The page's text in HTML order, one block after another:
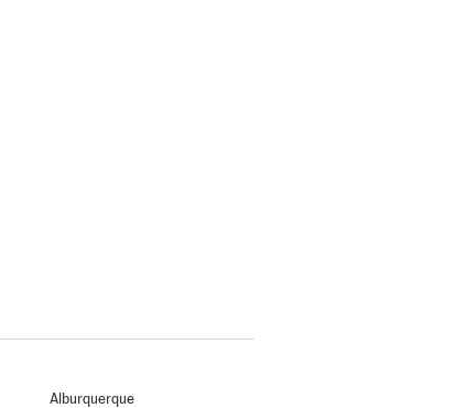
Alburquerque